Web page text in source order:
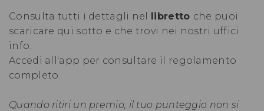
Consulta tutti i dettagli nel libretto che puoi
scaricare qui sotto e che trovi nei nostri uffici
info.
Accedi all'app per consultare il regolamento
completo.
Quando ritiri un premio, il tuo punteggio non si